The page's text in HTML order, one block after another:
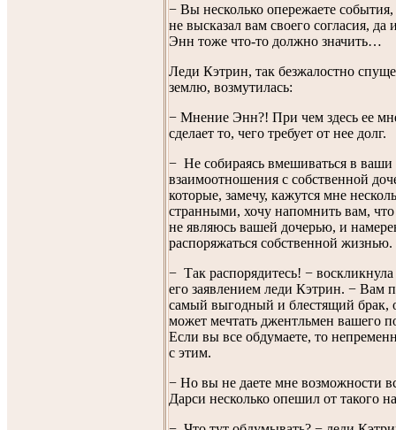
− Вы несколько опережаете
не высказал вам своего согласия,
Энн тоже что-то должно значить…
Леди Кэтрин, так безжалостно
землю, возмутилась:
− Мнение Энн?! При чем здесь ее
сделает то, чего требует от нее долг.
− Не собираясь вмешиваться в ваши
взаимоотношения с собственной
которые, замечу, кажутся мне
странными, хочу напомнить вам, что
не являюсь вашей дочерью, и
распоряжаться собственной жизнью.
− Так распорядитесь! − воскликнула
его заявлением леди Кэтрин. − Вам
самый выгодный и блестящий брак,
может мечтать джентльмен вашего
Если вы все обдумаете, то
с этим.
− Но вы не даете мне возможности
Дарси несколько опешил от такого